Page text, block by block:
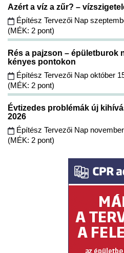
Azért a víz a zűr? –
Építész Tervezői Nap
(MÉK: 2 pont)
Rés a pajzson – épületburok
kényes pontokon
Építész Tervezői Nap október
(MÉK: 2 pont)
Évtizedes problémák új
2026
Építész Tervezői Nap
(MÉK: 2 pont)